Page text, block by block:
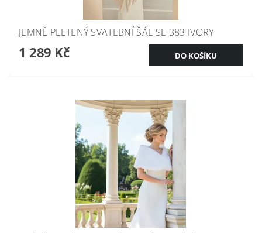
JEMNĚ PLETENÝ SVATEBNÍ ŠÁL SL-383 IVORY
1 289 Kč